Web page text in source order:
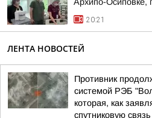
20:21
ЛЕНТА НОВОСТЕЙ
Противник
системой РЭБ
которая, как
спутниковую